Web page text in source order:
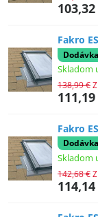
Fakro
Skladom
138,99 €
Fakro
Skladom
142,68 €